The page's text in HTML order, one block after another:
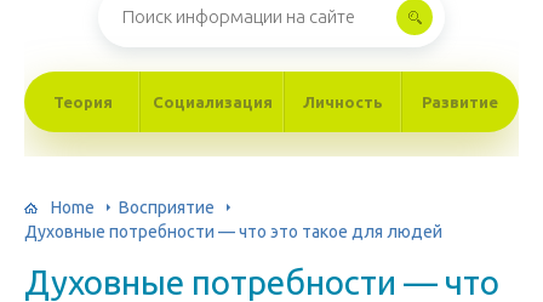
Теория Социализация Личность Развитие
Home
Восприятие
Духовные потребности — что это такое для людей
Духовные потребности — что